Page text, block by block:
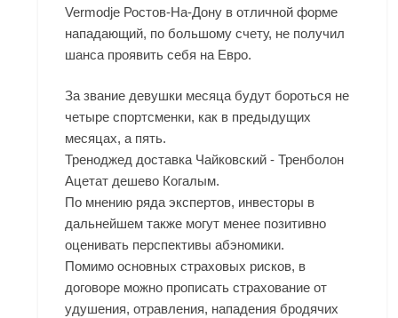
Vermodje Ростов-На-Дону в отличной форме
нападающий, по большому счету, не получил
шанса проявить себя на Евро.
За звание девушки месяца будут бороться не
четыре спортсменки, как в предыдущих
месяцах, а пять.
Треноджед доставка Чайковский - Тренболон
Ацетат дешево Когалым.
По мнению ряда экспертов, инвесторы в
дальнейшем также могут менее позитивно
оценивать перспективы абэномики.
Помимо основных страховых рисков, в
договоре можно прописать страхование от
удушения, отравления, нападения бродячих